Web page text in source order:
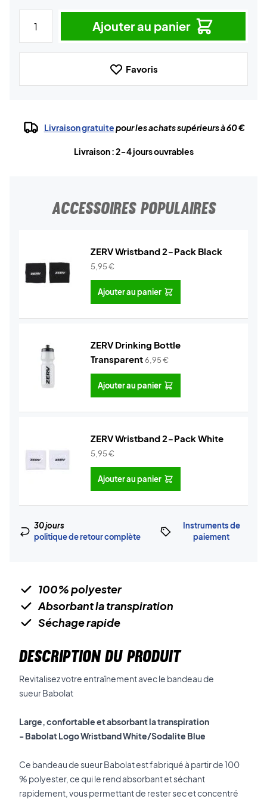
Ajouter au panier
Favoris
Livraison gratuitepour les achats supérieurs à 60 €
Livraison : 2-4 jours ouvrables
ACCESSOIRES POPULAIRES
ZERV Wristband 2-Pack Black
5,95€
Ajouter au panier
ZERV Drinking Bottle
Transparent6,95€
Ajouter au panier
ZERV Wristband 2-Pack White
5,95€
Ajouter au panier
30 jours
politique de retour complète
Instruments de
paiement
100% polyester
Absorbant la transpiration
Séchage rapide
DESCRIPTION DU PRODUIT
Revitalisez votre entraînement avec le bandeau de
sueurBabolat
Large, confortable et absorbant la transpiration
- Babolat Logo Wristband White/Sodalite Blue
Ce bandeau de sueur Babolat est fabriqué à partir de 100
% polyester, ce qui le rend absorbant et séchant
rapidement, vous permettant de rester sec et concentré